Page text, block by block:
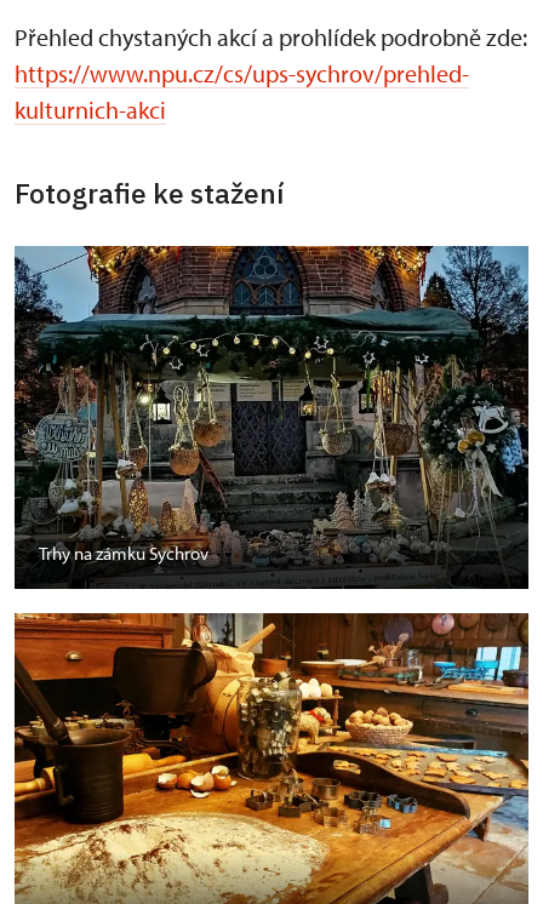
Přehled chystaných akcí a prohlídek podrobně zde:
https://www.npu.cz/cs/ups-sychrov/prehled-
kulturnich-akci
Fotografie ke stažení
Trhy na zámku Sychrov